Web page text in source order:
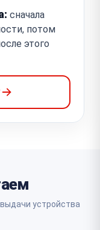
сначала
потом
этого
устройства